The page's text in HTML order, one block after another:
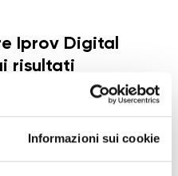
Informazioni sui cookie
Iprov Digital
risultati